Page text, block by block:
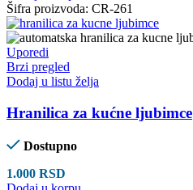
Šifra proizvoda: CR-261
Uporedi
Brzi pregled
Dodaj u listu želja
Hranilica za kućne ljubimce
Dostupno
1.000 RSD